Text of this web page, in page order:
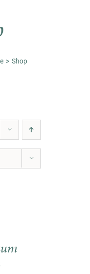
Shop